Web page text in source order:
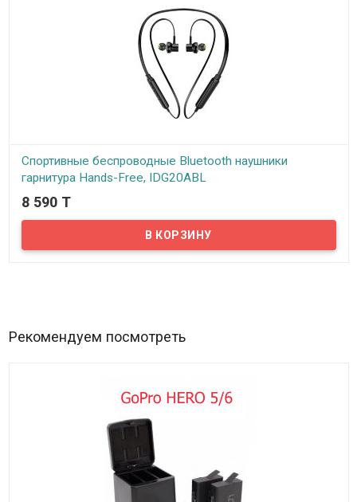
Спортивные беспроводные Bluetooth наушники
гарнитура Hands-Free, IDG20ABL
В наличии
Шикарный чистый звук, возможность слушать музыку, быть
мобильным и не привязанным к проводам, все это совмещают
спортивные беспроводные Bluetooth наушники IDG20ABL,
8 590 T
Рекомендуем посмотреть